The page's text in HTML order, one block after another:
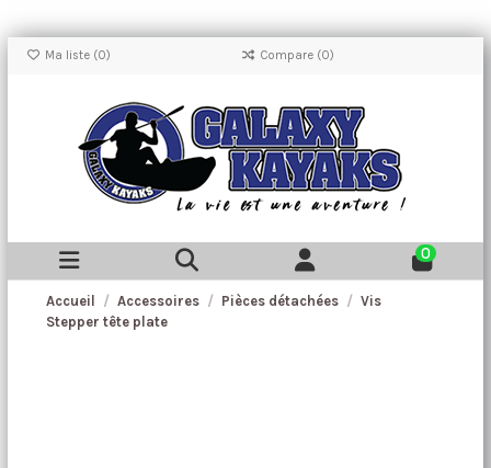
Ma liste (0) Compare (0)
0
Accueil Accessoires Pièces détachées
Vis
Stepper tête plate